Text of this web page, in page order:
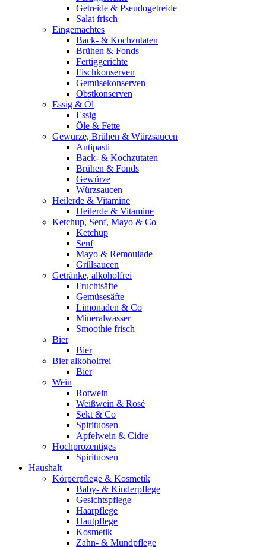
Getreide & Pseudogetreide
Salat frisch
Eingemachtes
Back- & Kochzutaten
Brühen & Fonds
Fertiggerichte
Fischkonserven
Gemüsekonserven
Obstkonserven
Essig & Öl
Essig
Öle & Fette
Gewürze, Brühen & Würzsaucen
Antipasti
Back- & Kochzutaten
Brühen & Fonds
Gewürze
Würzsaucen
Heilerde & Vitamine
Heilerde & Vitamine
Ketchup, Senf, Mayo & Co
Ketchup
Senf
Mayo & Remoulade
Grillsaucen
Getränke, alkoholfrei
Fruchtsäfte
Gemüsesäfte
Limonaden & Co
Mineralwasser
Smoothie frisch
Bier
Bier
Bier alkoholfrei
Bier
Wein
Rotwein
Weißwein & Rosé
Sekt & Co
Spirituosen
Apfelwein & Cidre
Hochprozentiges
Spirituosen
Haushalt
Körperpflege & Kosmetik
Baby- & Kinderpflege
Gesichtspflege
Haarpflege
Hautpflege
Kosmetik
Zahn- & Mundpflege